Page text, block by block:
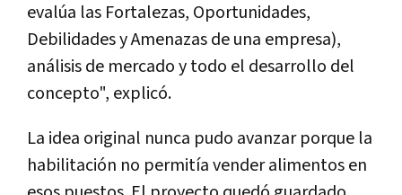
evalúa las Fortalezas, Oportunidades,
Debilidades y Amenazas de una empresa),
análisis de mercado y todo el desarrollo del
concepto", explicó.
La idea original nunca pudo avanzar porque la
habilitación no permitía vender alimentos en